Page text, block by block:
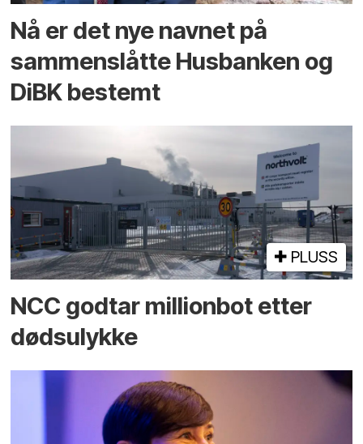
Nå er det nye navnet på
sammenslåtte Husbanken og
DiBK bestemt
PLUSS
NCC godtar millionbot etter
dødsulykke